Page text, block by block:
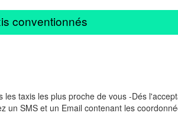
conventionnés
les taxis les plus proche de vous -Dés
un SMS et un Email contenant les